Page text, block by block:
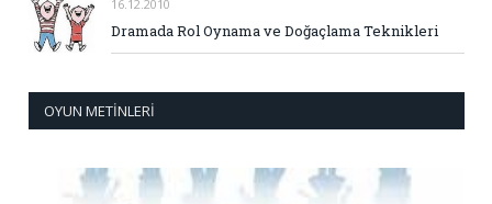
16.12.2010
Dramada Rol Oynama ve Doğaçlama Teknikleri
OYUN METINLERI